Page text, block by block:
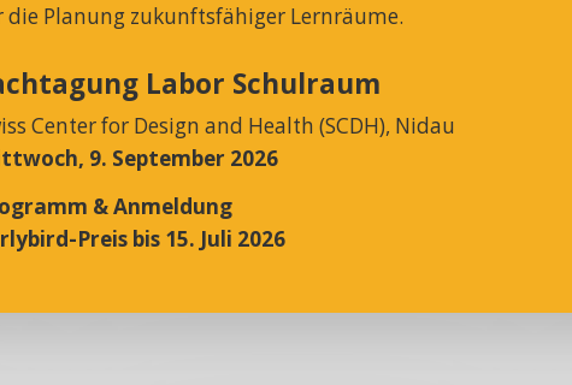
und First in – First-
die Planung zukunftsfähiger Lernräume.
Labor Schulraum
Center for Design and Health (SCDH), Nidau
9. September 2026
& Anmeldung
Preis bis 15. Juli 2026